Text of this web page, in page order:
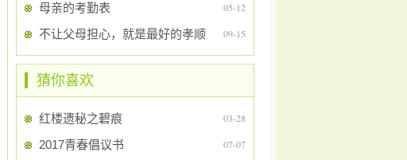
母亲的考勤表 05-12
不让父母担心，就是最好的孝顺 09-15
猜你喜欢
红楼遗秘之碧痕 03-28
2017青春倡议书 07-07